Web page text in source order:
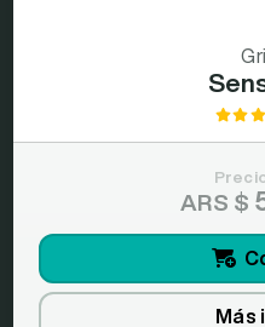
ARS $
Más